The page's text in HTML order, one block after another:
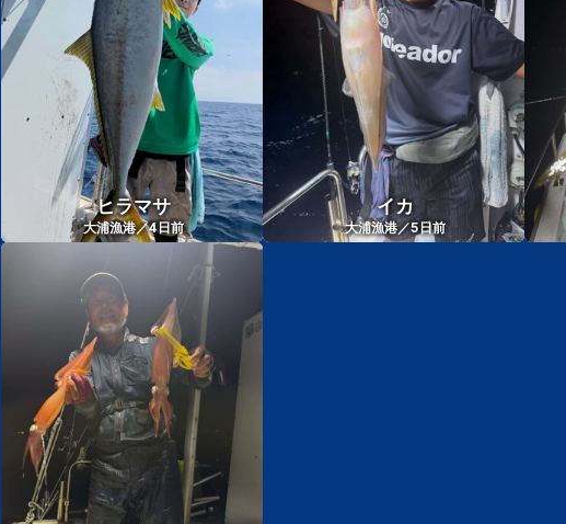
ヒラマサ
大浦漁港／4日前
イカ
大浦漁港／5 日前